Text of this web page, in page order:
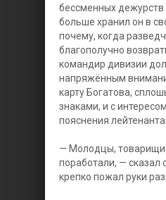
бессменных
больше хранил он в
почему, когда
благополучно
командир дивизии
напряжённым
карту Богатова,
знаками, и с
пояснения лейтенанта.
— Молодцы,
поработали, — сказал
крепко пожал руки